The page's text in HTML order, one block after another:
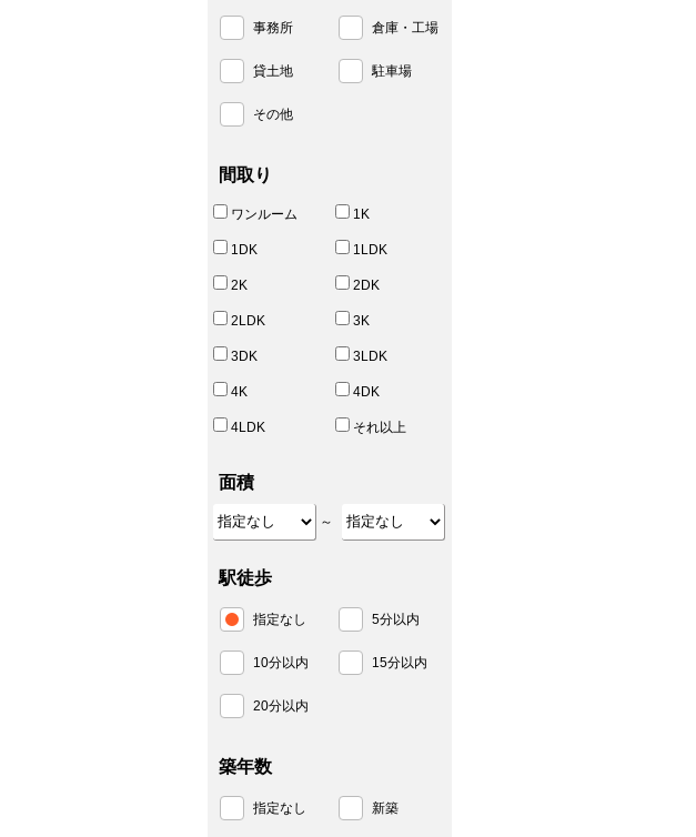
事務所 倉庫・工場
貸土地 駐車場
その他
間取り
ワンルーム 1K
1DK 1LDK
2K 2DK
2LDK 3K
3DK 3LDK
4K 4DK
4LDK それ以上
面積
～
駅徒歩
指定なし 5分以内
10分以内 15分以内
20分以内
築年数
指定なし 新築